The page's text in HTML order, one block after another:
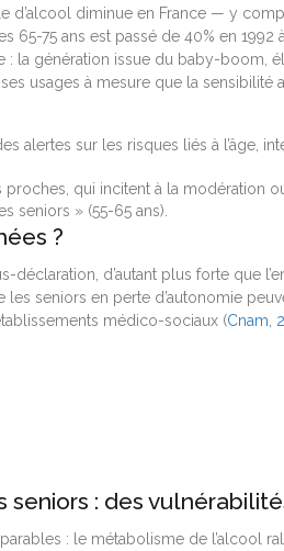
d’alcool diminue en France — y
75 ans est passé de 40% en 1992
: la génération issue du baby-boom,
usages à mesure que la sensibilité
alertes sur les risques liés à l’âge,
proches, qui incitent à la modération
seniors » (55-65 ans).
?
déclaration, d’autant plus forte que
seniors en perte d’autonomie
médico-sociaux (Cnam,
seniors : des
: le métabolisme de l’alcool